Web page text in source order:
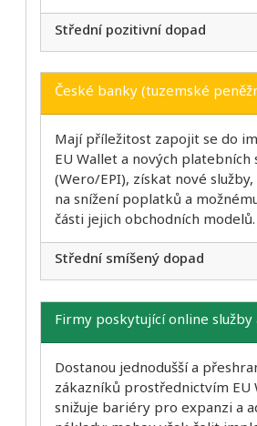
Střední pozitivní dopad
České banky (tuzemské
Mají příležitost zapojit se do
EU Wallet a nových platebních
(Wero/EPI), získat nové
na snížení poplatků a
části jejich obchodních modelů.
Střední smíšený dopad
Firmy poskytující online služby
Dostanou jednodušší a
zákazníků prostřednictvím EU
snižuje bariéry pro expanzi a